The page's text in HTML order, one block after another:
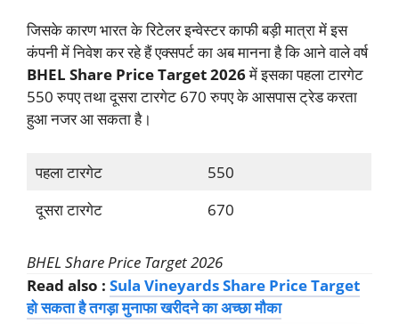
जिसके कारण भारत के रिटेलर इन्वेस्टर काफी बड़ी मात्रा में इस
कंपनी में निवेश कर रहे हैं एक्सपर्ट का अब मानना है कि आने वाले वर्ष
BHEL Share Price Target 2026में इसका पहला टारगेट
550 रुपए तथा दूसरा टारगेट 670 रुपए के आसपास ट्रेड करता
हुआ नजर आ सकता है।
पहला टारगेट
550
दूसरा टारगेट
670
BHEL Share Price Target 2026
Read also : Sula Vineyards Share Price Target
हो सकता है तगड़ा मुनाफा खरीदने का अच्छा मौका